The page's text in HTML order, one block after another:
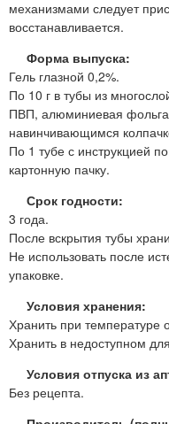
механизмами следует
восстанавливается.
Форма выпуска:
Гель глазной 0,2%.
По 10 г в тубы из
ПВП, алюминиевая
навинчивающимся
По 1 тубе с инструкцией
картонную пачку.
Срок годности:
3 года.
После вскрытия тубы
Не использовать после
упаковке.
Условия хранения:
Хранить при температуре
Хранить в недоступном
Условия отпуска из
Без рецепта.